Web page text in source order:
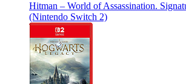
Hitman – World of Assassination.
(Nintendo Switch 2)